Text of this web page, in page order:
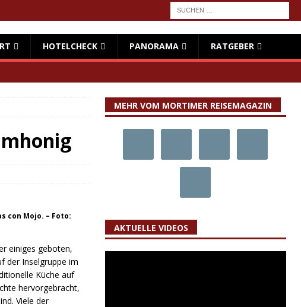
HOTELCHECK PANORAMA RATGEBER
con Mojo. – Foto:
einiges geboten,
der Inselgruppe im
Küche auf
hervorgebracht,
Viele der
MEHR VOM MORTIMER REISEMAGAZIN
AKTUELLE VIDEOS